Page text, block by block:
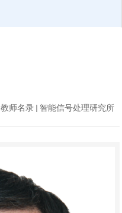
教师名录 智能信号处理研究所